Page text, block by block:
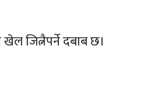
जित्नैपर्ने दबाब छ।